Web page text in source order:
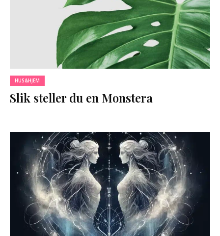
HUS&HJEM
Slik steller du en Monstera